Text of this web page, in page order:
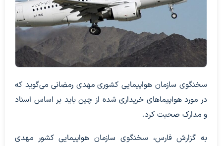
سخنگوی سازمان هواپیمایی کشوری مهدی رمضانی می‌گوید که
در مورد هواپیماهای خریداری شده از چین باید بر اساس اسناد
و مدارک صحبت کرد.
به گزارش فارس، سخنگوی سازمان هواپیمایی کشور مهدی